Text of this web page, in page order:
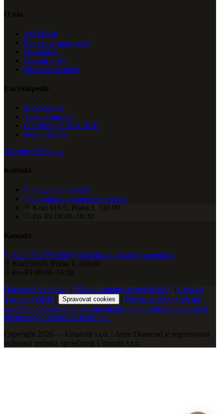
O nás
Náš příběh
Řemeslné zpracování
Na zakázku
Napsali o nás
Diamantová trofej
Encyklopedie
Průvodce 4C
Tvary diamantů
Certifikáty GIA & HRD
Péče o šperky
Všechny články →
Kontakt
+420 734 770 000
objednavky@aretediamond.cz
Kozí 916/5, Praha 1, 110 00
Po–Pá 09:00–16:30
Kontakt
+420 734 770 000
objednavky@aretediamond.cz
Kozí 916/5, Praha 1, 110 00
Po–Pá 09:00–16:30
Obchodní podmínky | Zásady ochrany osobních údajů | Cookies
a ochrana údajů | Spravovat cookies | Provozovatel stránek má
uzavřenou dohodu s puncovním úřadem o umožnění anonymních
internetových kontrolních nákupů.
Copyright 2026 — Umarutti s.r.o. / Arete Diamond je registrovaná
ochranná známka společnosti Umarutti s.r.o.